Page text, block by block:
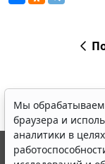
Мы
браузера и
аналитики в
© ООО "НПП